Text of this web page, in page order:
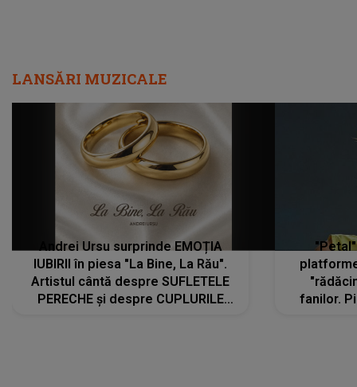
Andrei Ursu surprinde EMOȚIA
IUBIRII în piesa "La Bine, La Rău".
Artistul cântă despre SUFLETELE
PERECHE și despre CUPLURILE
care aleg să meargă împreună pe
același drum, INDIFERENT DE CE LE
REZERVĂ VIAȚA